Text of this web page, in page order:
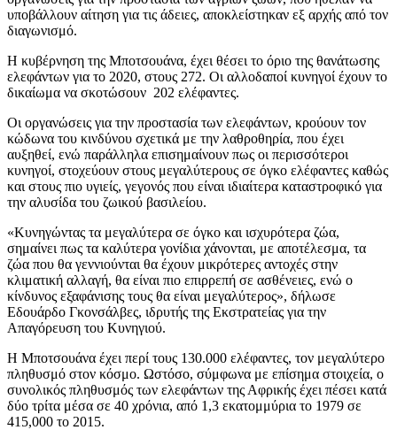
υποβάλλουν αίτηση για τις άδειες, αποκλείστηκαν εξ αρχής από τον
διαγωνισμό.
Η κυβέρνηση της Μποτσουάνα, έχει θέσει το όριο της θανάτωσης
ελεφάντων για το 2020, στους 272. Οι αλλοδαποί κυνηγοί έχουν το
δικαίωμα να σκοτώσουν 202 ελέφαντες.
Οι οργανώσεις για την προστασία των ελεφάντων, κρούουν τον
κώδωνα του κινδύνου σχετικά με την λαθροθηρία, που έχει
αυξηθεί, ενώ παράλληλα επισημαίνουν πως οι περισσότεροι
κυνηγοί, στοχεύουν στους μεγαλύτερους σε όγκο ελέφαντες καθώς
και στους πιο υγιείς, γεγονός που είναι ιδιαίτερα καταστροφικό για
την αλυσίδα του ζωικού βασιλείου.
«Κυνηγώντας τα μεγαλύτερα σε όγκο και ισχυρότερα ζώα,
σημαίνει πως τα καλύτερα γονίδια χάνονται, με αποτέλεσμα, τα
ζώα που θα γεννιούνται θα έχουν μικρότερες αντοχές στην
κλιματική αλλαγή, θα είναι πιο επιρρεπή σε ασθένειες, ενώ ο
κίνδυνος εξαφάνισης τους θα είναι μεγαλύτερος», δήλωσε
Εδουάρδο Γκονσάλβες, ιδρυτής της Εκστρατείας για την
Απαγόρευση του Κυνηγιού.
Η Μποτσουάνα έχει περί τους 130.000 ελέφαντες, τον μεγαλύτερο
πληθυσμό στον κόσμο. Ωστόσο, σύμφωνα με επίσημα στοιχεία, ο
συνολικός πληθυσμός των ελεφάντων της Αφρικής έχει πέσει κατά
δύο τρίτα μέσα σε 40 χρόνια, από 1,3 εκατομμύρια το 1979 σε
415,000 το 2015.